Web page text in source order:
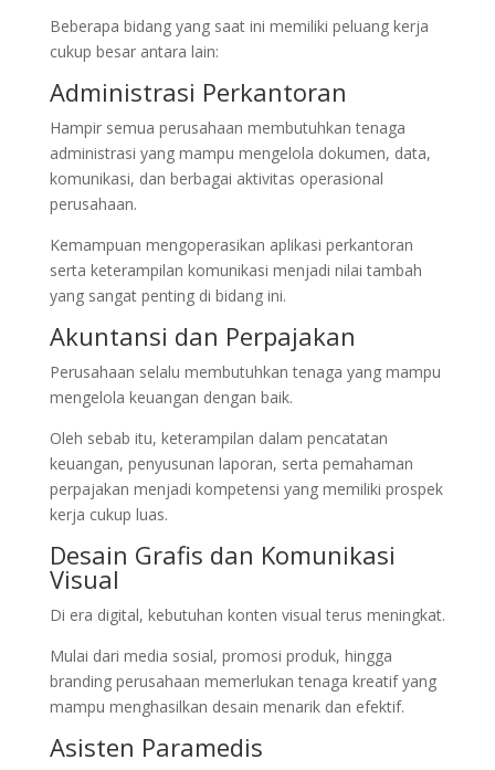
Beberapa bidang yang saat ini memiliki peluang kerja
cukup besar antara lain:
Administrasi Perkantoran
Hampir semua perusahaan membutuhkan tenaga
administrasi yang mampu mengelola dokumen, data,
komunikasi, dan berbagai aktivitas operasional
perusahaan.
Kemampuan mengoperasikan aplikasi perkantoran
serta keterampilan komunikasi menjadi nilai tambah
yang sangat penting di bidang ini.
Akuntansi dan Perpajakan
Perusahaan selalu membutuhkan tenaga yang mampu
mengelola keuangan dengan baik.
Oleh sebab itu, keterampilan dalam pencatatan
keuangan, penyusunan laporan, serta pemahaman
perpajakan menjadi kompetensi yang memiliki prospek
kerja cukup luas.
Desain Grafis dan Komunikasi
Visual
Di era digital, kebutuhan konten visual terus meningkat.
Mulai dari media sosial, promosi produk, hingga
branding perusahaan memerlukan tenaga kreatif yang
mampu menghasilkan desain menarik dan efektif.
Asisten Paramedis